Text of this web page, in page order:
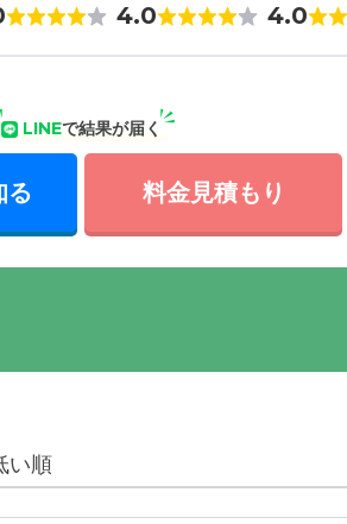
4.0 4.0
LINEで結果が届く
る 料金見積もり
い順